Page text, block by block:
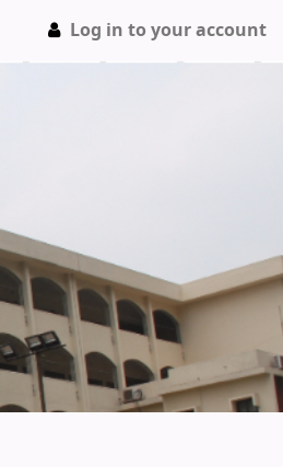
Log in to your account